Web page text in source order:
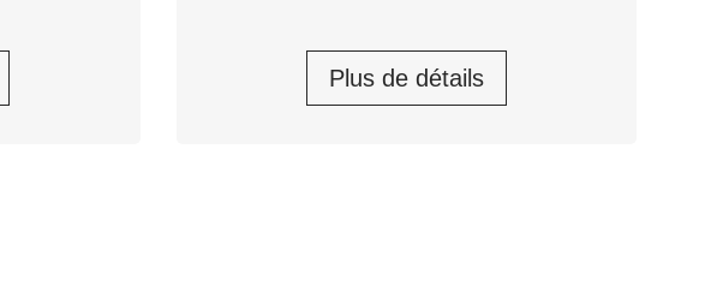
Plus de détails